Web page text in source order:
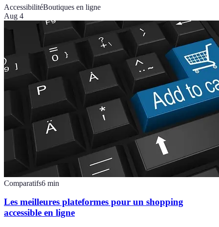
AccessibilitéBoutiques en ligne
Aug 4
Comparatifs6 min
Les meilleures plateformes pour un shopping
accessible en ligne